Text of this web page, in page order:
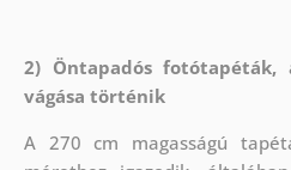
2) Öntapadós
vágása történik
A 270 cm magasságú